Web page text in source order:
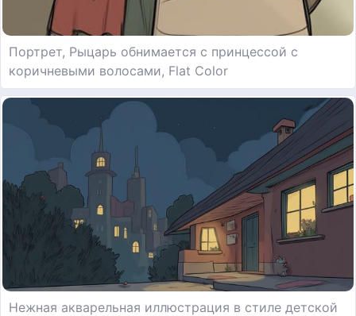
Портрет, Рыцарь обнимается с принцессой с
коричневыми волосами, Flat Color
Нежная акварельная иллюстрация в стиле детской